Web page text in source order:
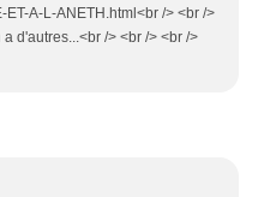
A-L-ANETH.html<br /> <br />
d'autres...<br /> <br /> <br />